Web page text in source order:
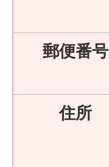
郵便番号
住所